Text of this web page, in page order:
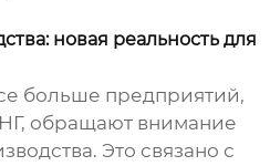
новая реальность для
больше предприятий,
обращают внимание
Это связано с